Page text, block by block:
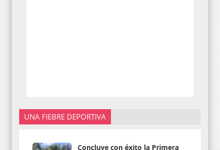
UNA FIEBRE DEPORTIVA
Concluye con éxito la Primera